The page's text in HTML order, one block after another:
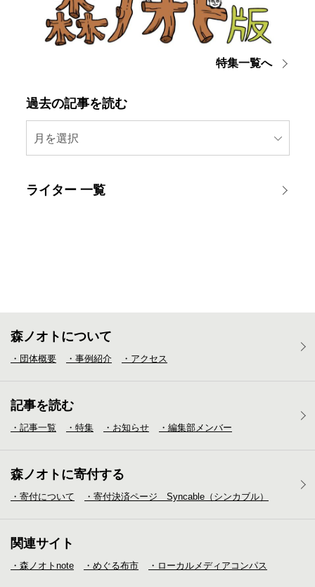
特集一覧へ
過去の記事を読む
月を選択
ライター 一覧
森ノオトについて
・団体概要 ・事例紹介 ・アクセス
記事を読む
・記事一覧 ・特集 ・お知らせ ・編集部メンバー
森ノオトに寄付する
・寄付について ・寄付決済ページ Syncable（シンカブル）
関連サイト
・森ノオトnote ・めぐる布市 ・ローカルメディア コンパス